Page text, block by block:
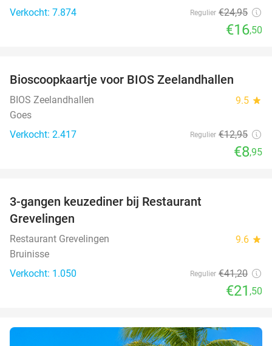
Verkocht: 7.874
Regulier €24,95
€16,50
Bioscoopkaartje voor BIOS Zeelandhallen
BIOS Zeelandhallen 9.5 star
Goes
Verkocht: 2.417
Regulier €12,95
€8,95
3-gangen keuzediner bij Restaurant
Grevelingen
Restaurant Grevelingen 9.6 star
Bruinisse
Verkocht: 1.050
Regulier €41,20
€21 ,50